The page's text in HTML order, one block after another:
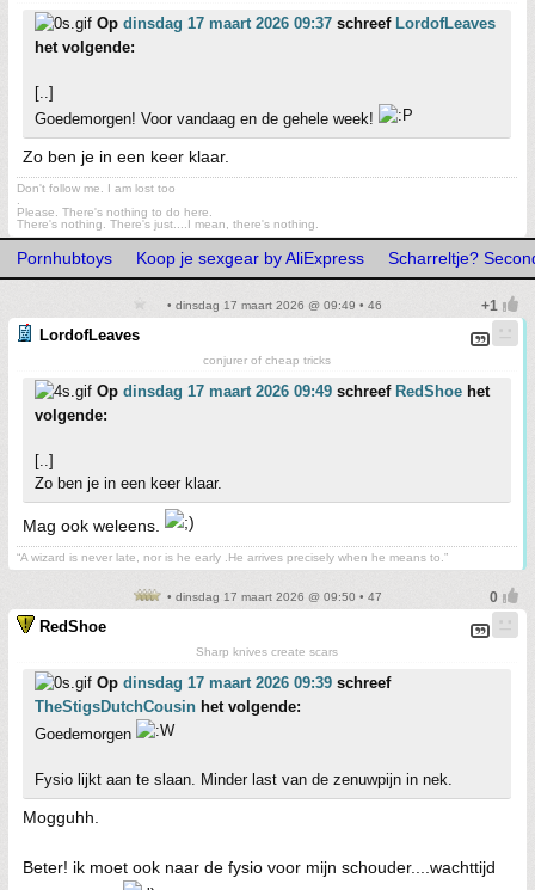
Op dinsdag 17 maart 2026 09:37 schreef LordofLeaves
het volgende:
[..]
Goedemorgen! Voor vandaag en de gehele week!
Zo ben je in een keer klaar.
Don't follow me. I am lost too
Please. There's nothing to do here.
There's nothing. There's just....I mean, there's nothing.
Pornhubtoys Koop je sexgear by AliExpress Scharreltje?
• dinsdag 17 maart 2026 @ 09:49 • 46
LordofLeaves
conjurer of cheap tricks
Op dinsdag 17 maart 2026 09:49 schreef RedShoe het
volgende:
[..]
Zo ben je in een keer klaar.
Mag ook weleens.
“A wizard is never late, nor is he early .He arrives precisely when he means to.”
• dinsdag 17 maart 2026 @ 09:50 • 47
RedShoe
Sharp knives create scars
Op dinsdag 17 maart 2026 09:39 schreef
TheStigsDutchCousin het volgende:
Goedemorgen
Fysio lijkt aan te slaan. Minder last van de zenuwpijn in nek.
Mogguhh.
Beter! ik moet ook naar de fysio voor mijn schouder....wachttijd